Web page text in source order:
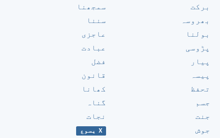
برکت
بھروسہ
بولنا
پڑوسی
پیار
پیسہ
تحفظ
جسم
جنت
جوش
سمجھنا
سننا
عاجزی
عبادت
فضل
قانون
کھانا
گناہ
نجات
X یسوع